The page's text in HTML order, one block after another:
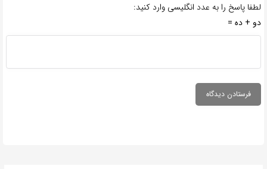
لطفا پاسخ را به عدد انگلیسی وارد کنید:
دو + ده =